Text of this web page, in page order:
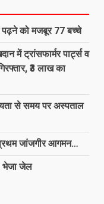
पढ़ने को मजबूर 77 बच्चे
में ट्रांसफार्मर पार्ट्स व
₹3 लाख का
से समय पर अस्पताल
जांजगीर आगमन…
भेजा जेल
नांदघाट-मुंगेली रोड
: SECL
पार्ट्स व केबल
6 आरोपी